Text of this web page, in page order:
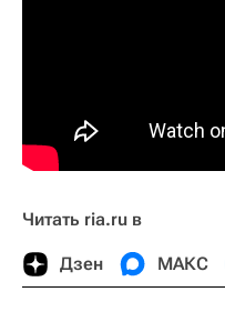
Читать ria.ru в
Дзен МАКС